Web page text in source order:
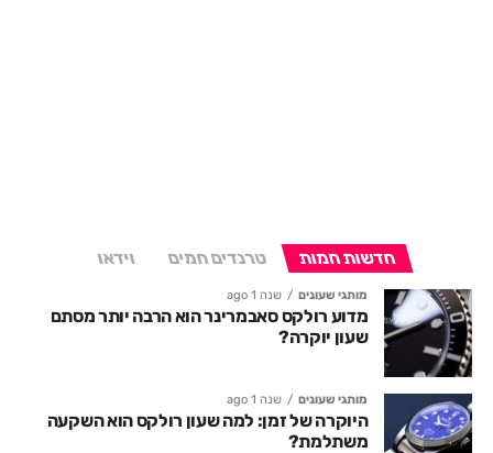
חדשות חמות טרנדים חמים וידאו
מותגי שעונים שנה 1 ago
מדוע רולקס סאבמרינר הוא הרבה יותר מסתם
שעון יוקרה?
מותגי שעונים שנה 1 ago
היוקרה של זמן: למה שעון רולקס הוא השקעה
משתלמת?